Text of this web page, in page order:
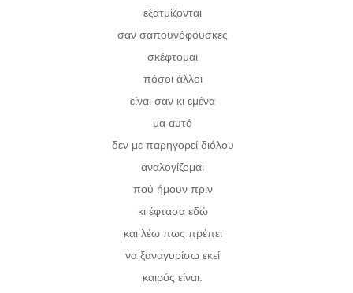
εξατμίζονται
σαν σαπουνόφουσκες
σκέφτομαι
πόσοι άλλοι
είναι σαν κι εμένα
μα αυτό
δεν με παρηγορεί διόλου
αναλογίζομαι
πού ήμουν πριν
κι έφτασα εδώ
και λέω πως πρέπει
να ξαναγυρίσω εκεί
καιρός είναι.